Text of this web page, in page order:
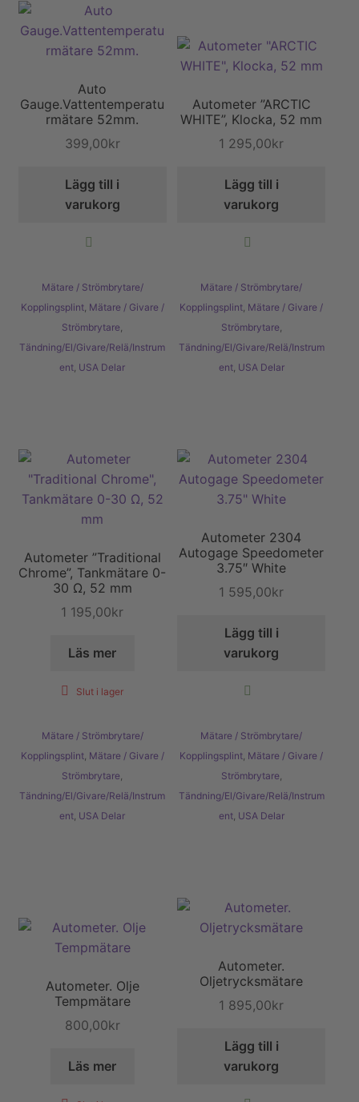
Auto
Gauge.Vattentemperatu
rmätare 52mm.
399,00kr
Lägg till i
varukorg
Mätare / Strömbrytare/
Kopplingsplint, Mätare / Givare /
Strömbrytare,
Tändning/El/Givare/Relä/Instrum
ent, USA Delar
Autometer ”ARCTIC
WHITE”, Klocka, 52 mm
1 295,00kr
Lägg till i
varukorg
Mätare / Strömbrytare/
Kopplingsplint, Mätare / Givare /
Strömbrytare,
Tändning/El/Givare/Relä/Instrum
ent, USA Delar
Autometer ”Traditional
Chrome”, Tankmätare 0-
30 Ω, 52 mm
1 195,00kr
Läs mer
Slut i lager
Mätare / Strömbrytare/
Kopplingsplint, Mätare / Givare /
Strömbrytare,
Tändning/El/Givare/Relä/Instrum
ent, USA Delar
Autometer 2304
Autogage Speedometer
3.75″ White
1 595,00kr
Lägg till i
varukorg
Mätare / Strömbrytare/
Kopplingsplint, Mätare / Givare /
Strömbrytare,
Tändning/El/Givare/Relä/Instrum
ent, USA Delar
Autometer. Olje
Tempmätare
800,00kr
Läs mer
Autometer.
Oljetrycksmätare
1 895,00kr
Lägg till i
varukorg